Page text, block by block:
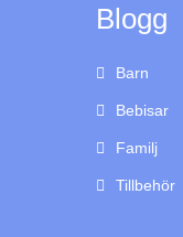
Blogg
Barn
Bebisar
Familj
Tillbehör